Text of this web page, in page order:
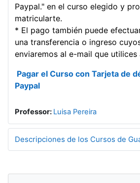
Paypal." en el curso elegido y
matricularte.
* El pago también puede
una transferencia o ingreso
enviaremos al e-mail que
Pagar el Curso con Tarjeta de
Paypal
Professor: Luisa Pereira
Descripciones de los Cursos de
Blocos